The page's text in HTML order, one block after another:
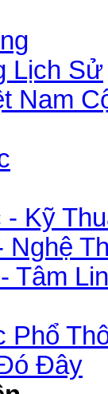
Lịch Sử
Nam
- Kỹ
Nghệ
Tâm
Phổ
Đây